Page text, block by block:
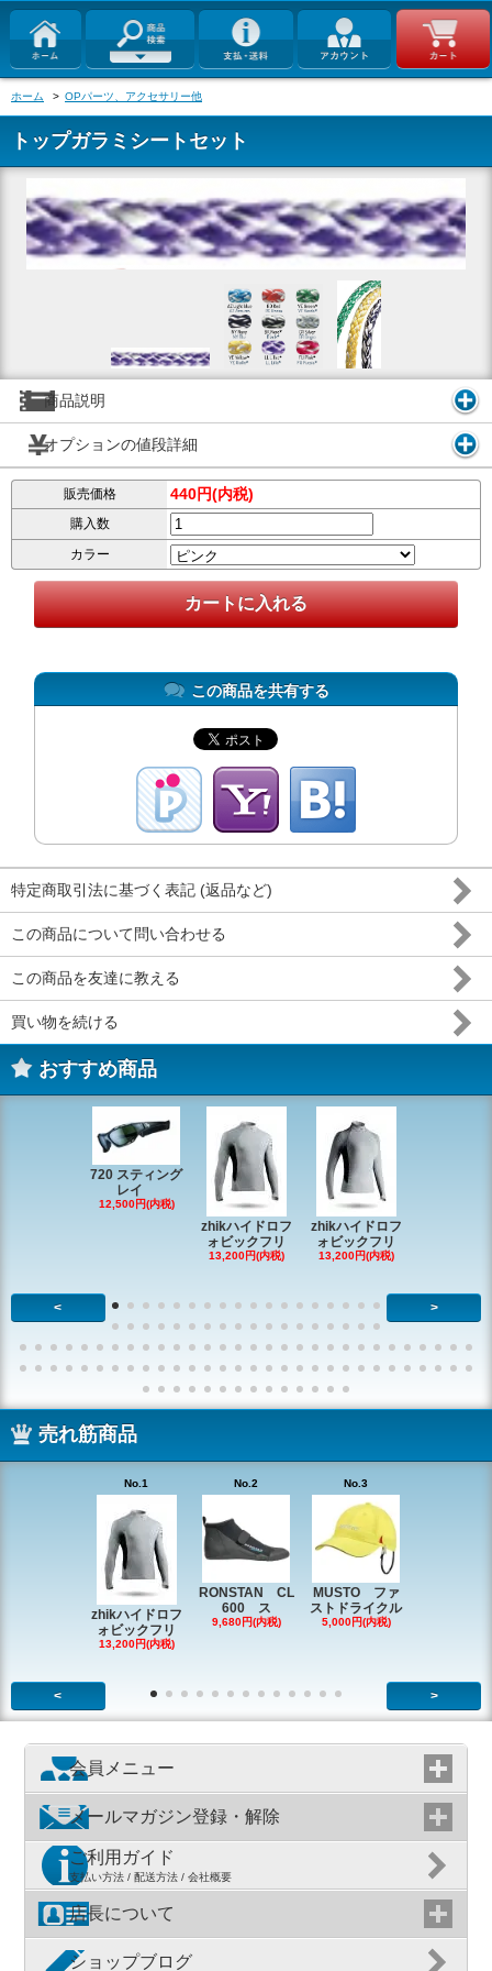
ホーム > OPパーツ、アクセサリー他
トップガラミシートセット
商品説明
オプションの値段詳細
販売価格 440円(内税)
購入数
カラー
この商品を共有する
特定商取引法に基づく表記 (返品など)
この商品について問い合わせる
この商品を友達に教える
買い物を続ける
おすすめ商品
720 スティング
レイ
12,500円(内税)
zhikハイドロフ
ォビックフリ
13,200円(内税)
zhikハイドロフ
ォビックフリ
13,200円(内税)
< >
売れ筋商品
No.1
zhikハイドロフ
ォビックフリ
13,200円(内税)
No.2
RONSTAN CL
600 ス
9,680円(内税)
No.3
MUSTO ファ
ストドライクル
5,000円(内税)
< >
会員メニュー
メールマガジン登録・解除
ご利用ガイド
支払い方法 / 配送方法 / 会社概要
店長について
ショップブログ